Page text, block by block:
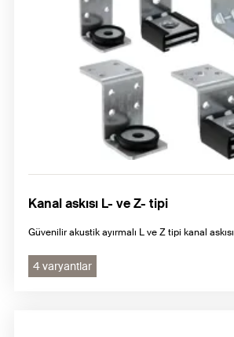
Kanal askısı L- ve Z- tipi
Güvenilir akustik ayırmalı L ve Z tipi kanal askısı
4 varyantlar